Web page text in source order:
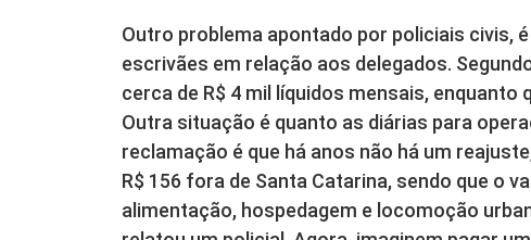
Outro problema apontado por policiais civis,
escrivães em relação aos delegados.
cerca de R$ 4 mil líquidos mensais, enquanto
Outra situação é quanto as diárias para
reclamação é que há anos não há um
R$ 156 fora de Santa Catarina, sendo que o
alimentação, hospedagem e locomoção